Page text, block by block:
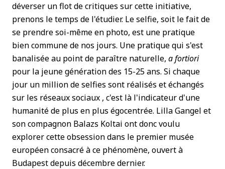
déverser un flot de critiques sur cette initiative,
prenons le temps de l'étudier. Le selfie, soit le fait de
se prendre soi-même en photo, est une pratique
bien commune de nos jours. Une pratique qui s'est
banalisée au point de paraître naturelle, a fortiori
pour la jeune génération des 15-25 ans. Si chaque
jour un million de selfies sont réalisés et échangés
sur les réseaux sociaux , c'est là l'indicateur d'une
humanité de plus en plus égocentrée. Lilla Gangel et
son compagnon Balazs Koltai ont donc voulu
explorer cette obsession dans le premier musée
européen consacré à ce phénomène, ouvert à
Budapest depuis décembre dernier.